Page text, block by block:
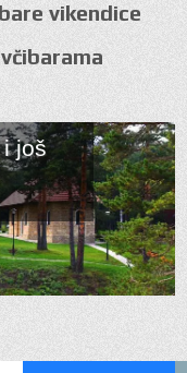
vikendice
na
još